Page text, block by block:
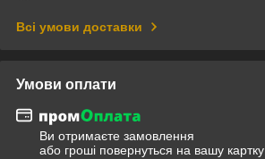
Всі умови доставки
Умови оплати
Ви отримаєте замовлення
або гроші повернуться на вашу картку